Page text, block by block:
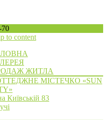
to content
ЖИТЛА
МІСТЕЧКО «SUN
Київській 83